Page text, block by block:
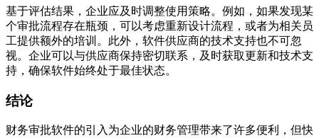
基于评估结果，企业应及时调整使用策略。例如，如果发现某
个审批流程存在瓶颈，可以考虑重新设计流程，或者为相关员
工提供额外的培训。此外，软件供应商的技术支持也不可忽
视。企业可以与供应商保持密切联系，及时获取更新和技术支
持，确保软件始终处于最佳状态。
结论
财务审批软件的引入为企业的财务管理带来了许多便利，但快